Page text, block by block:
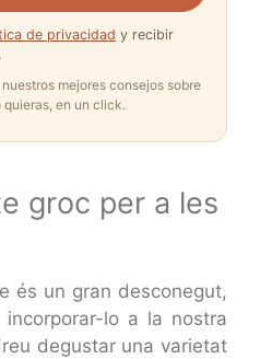
de privacidad y recibir
mejores consejos sobre
en un click.
groc per a les
és un gran desconegut,
lo a la nostra
degustar una varietat